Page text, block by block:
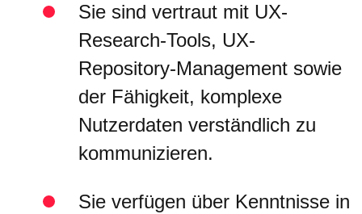
Sie sind vertraut mit UX-
Research-Tools, UX-
Repository-Management sowie
der Fähigkeit, komplexe
Nutzerdaten verständlich zu
kommunizieren.
Sie verfügen über Kenntnisse in